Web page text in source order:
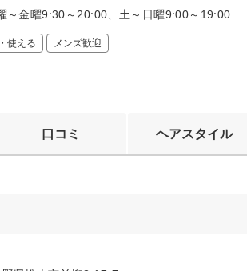
～金曜9:30～20:00、土～日曜9:00～19:00
使える メンズ歓迎
口コミ ヘアスタイル